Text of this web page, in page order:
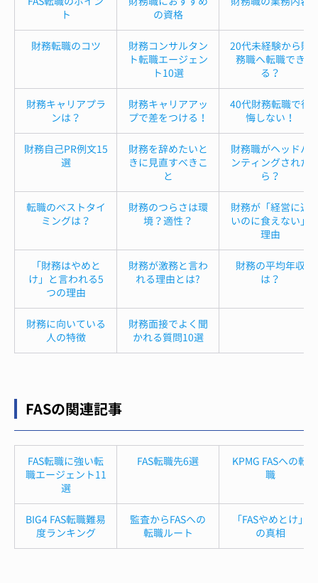
ト
の資格
財務転職のコツ
財務コンサルタン
ト転職エージェン
ト10選
20代未経験から財
務職へ転職でき
る？
財務キャリアプラ
ンは？
財務キャリアアッ
プで差をつける！
40代財務転職で後
悔しない！
財務自己PR例文15
選
財務を辞めたいと
きに見直すべきこ
と
財務職がヘッドハ
ンティングされた
ら？
転職のベストタイ
ミングは？
財務のつらさは環
境？適性？
財務が「経営に近
いのに食えない」
理由
「財務はやめと
け」と言われる5
つの理由
財務が激務と言わ
れる理由とは?
財務の平均年収
は？
財務に向いている
人の特徴
財務面接でよく聞
かれる質問10選
FASの関連記事
FAS転職に強い転
職エージェント11
選
FAS転職先6選
KPMG FASへの転
職
BIG4 FAS転職難易
度ランキング
監査からFASへの
転職ルート
「FASやめとけ」
の真相